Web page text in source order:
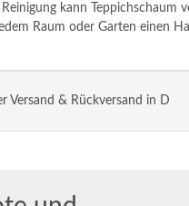
kann
Raum oder Garten einen
Versand & Rückversand in D